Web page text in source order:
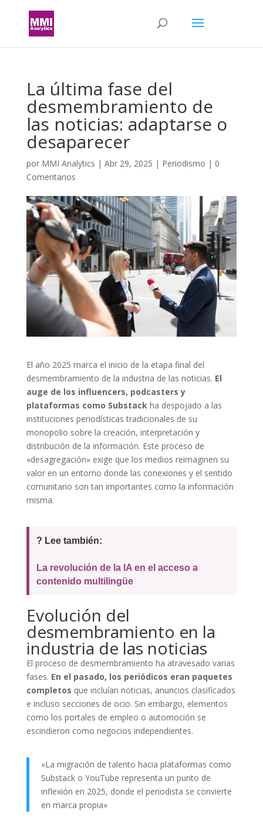
La última fase del
desmembramiento de
las noticias: adaptarse o
desaparecer
por MMI Analytics | Abr 29, 2025 | Periodismo | 0
Comentarios
El año 2025 marca el inicio de la etapa final del
desmembramiento de la industria de las noticias. El
auge de los influencers, podcasters y
plataformas como Substackha despojado a las
instituciones periodísticas tradicionales de su
monopolio sobre la creación, interpretación y
distribución de la información. Este proceso de
«desagregación» exige que los medios reimaginen su
valor en un entorno donde las conexiones y el sentido
comunitario son tan importantes como la información
misma.
? Lee también:
La revolución de la IA en el acceso a
contenido multilingüe
Evolución del
desmembramiento en la
industria de las noticias
El proceso de desmembramiento ha atravesado varias
fases. En el pasado, los periódicos eran paquetes
completos que incluían noticias, anuncios clasificados
e incluso secciones de ocio. Sin embargo, elementos
como los portales de empleo o automoción se
escindieron como negocios independientes.
«La migración de talento hacia plataformas como
Substack o YouTube representa un punto de
inflexión en 2025, donde el periodista se convierte
en marca propia»